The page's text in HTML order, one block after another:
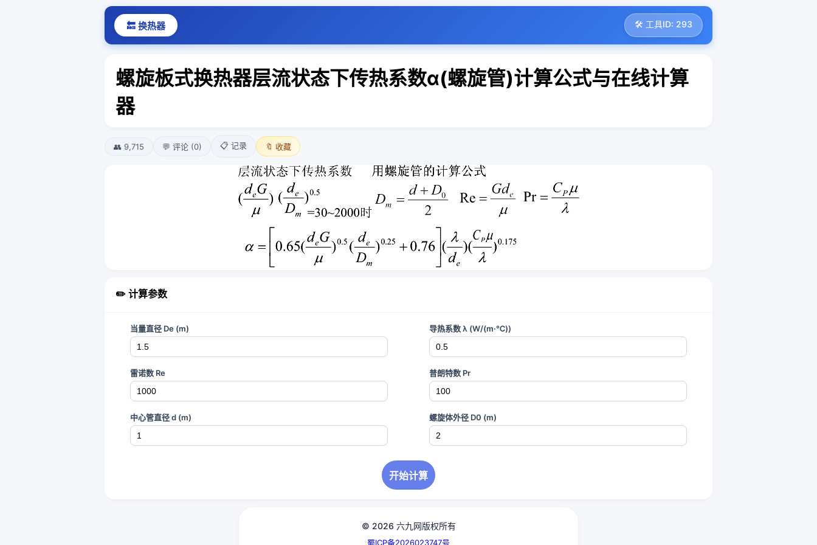
🔙 换热器 🛠️ 工具ID: 293
螺旋板式换热器层流状态下传热系数α(螺旋管)计算公式与在线计算
器
👥 9,715 💬 评论 (0) 📋 记录 🔖 收藏
✏️ 计算参数
当量直径 De (m) 导热系数 λ (W/(m·℃))
雷诺数 Re 普朗特数 Pr
中心管直径 d (m) 螺旋体外径 D0 (m)
开始计算
© 2026 六九网版权所有
蜀ICP备2026023747号